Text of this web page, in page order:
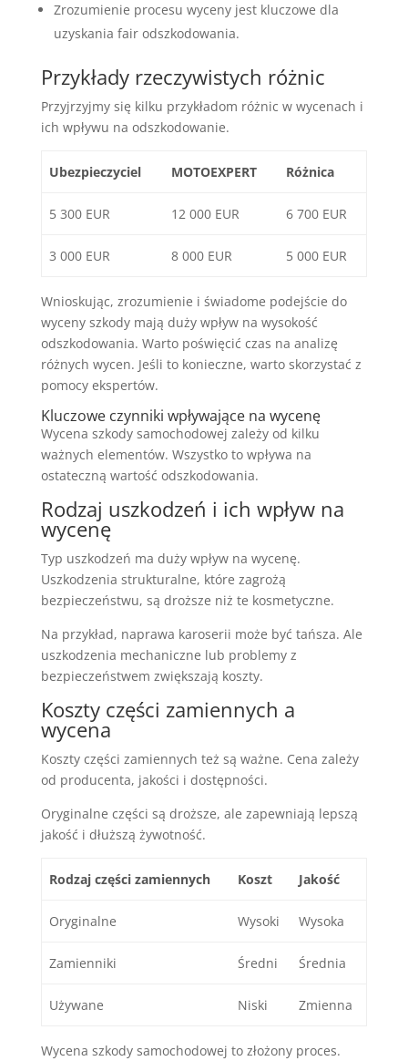
Zrozumienie procesu wyceny jest kluczowe dla
uzyskania fair odszkodowania.
Przykłady rzeczywistych różnic
Przyjrzyjmy się kilku przykładom różnic w wycenach i
ich wpływu na odszkodowanie.
Ubezpieczyciel MOTOEXPERT Różnica
5 300 EUR 12 000 EUR 6 700 EUR
3 000 EUR 8 000 EUR 5 000 EUR
Wnioskując, zrozumienie i świadome podejście do
wyceny szkody mają duży wpływ na wysokość
odszkodowania. Warto poświęcić czas na analizę
różnych wycen. Jeśli to konieczne, warto skorzystać z
pomocy ekspertów.
Kluczowe czynniki wpływające na wycenę
Wycena szkody samochodowej zależy od kilku
ważnych elementów. Wszystko to wpływa na
ostateczną wartość odszkodowania.
Rodzaj uszkodzeń i ich wpływ na
wycenę
Typ uszkodzeń ma duży wpływ na wycenę.
Uszkodzenia strukturalne, które zagrożą
bezpieczeństwu, są droższe niż te kosmetyczne.
Na przykład, naprawa karoserii może być tańsza. Ale
uszkodzenia mechaniczne lub problemy z
bezpieczeństwem zwiększają koszty.
Koszty części zamiennych a
wycena
Koszty części zamiennych też są ważne. Cena zależy
od producenta, jakości i dostępności.
Oryginalne części są droższe, ale zapewniają lepszą
jakość i dłuższą żywotność.
Rodzaj części zamiennych Koszt Jakość
Oryginalne Wysoki Wysoka
Zamienniki Średni Średnia
Używane Niski Zmienna
Wycena szkody samochodowej to złożony proces.